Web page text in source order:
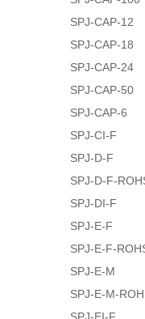
SPJ-CAP-12
SPJ-CAP-18
SPJ-CAP-24
SPJ-CAP-50
SPJ-CAP-6
SPJ-CI-F
SPJ-D-F
SPJ-D-F-
SPJ-DI-F
SPJ-E-F
SPJ-E-F-
SPJ-E-M
SPJ-E-M-